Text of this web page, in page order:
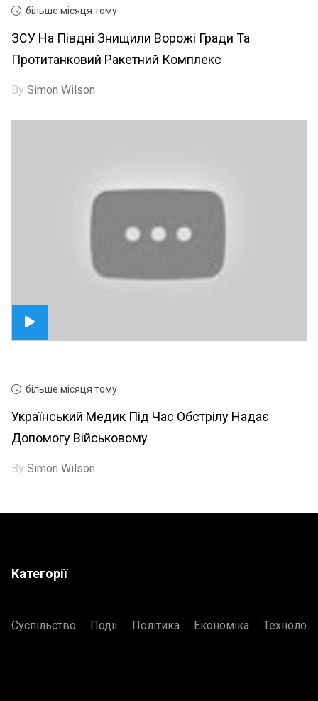
більше місяця тому
ЗСУ На Півдні Знищили Ворожі Гради Та
Протитанковий Ракетний Комплекс
BySimon Wilson
більше місяця тому
Український Медик Під Час Обстрілу Надає
Допомогу Військовому
BySimon Wilson
Категорії
Суспільство Події Політика Економіка Технології